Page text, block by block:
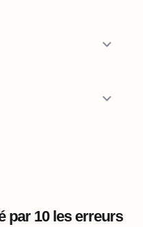
par 10 les erreurs